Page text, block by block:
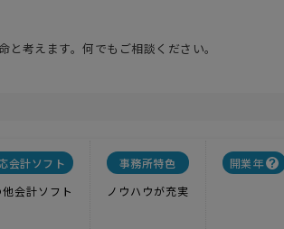
考えます。何でもご相談ください。
会計ソフト
会計ソフト
事務所特色
ノウハウが充実
開業年